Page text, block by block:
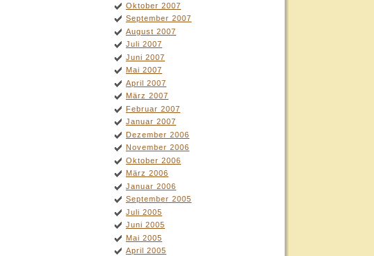
Oktober 2007
September 2007
August 2007
Juli 2007
Juni 2007
Mai 2007
April 2007
März 2007
Februar 2007
Januar 2007
Dezember 2006
November 2006
Oktober 2006
März 2006
Januar 2006
September 2005
Juli 2005
Juni 2005
Mai 2005
April 2005